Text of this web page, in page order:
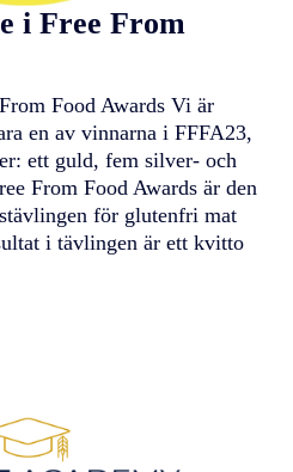
i Free From
Food Awards Vi är
en av vinnarna i FFFA23,
ett guld, fem silver- och
From Food Awards är den
för glutenfri mat
i tävlingen är ett kvitto